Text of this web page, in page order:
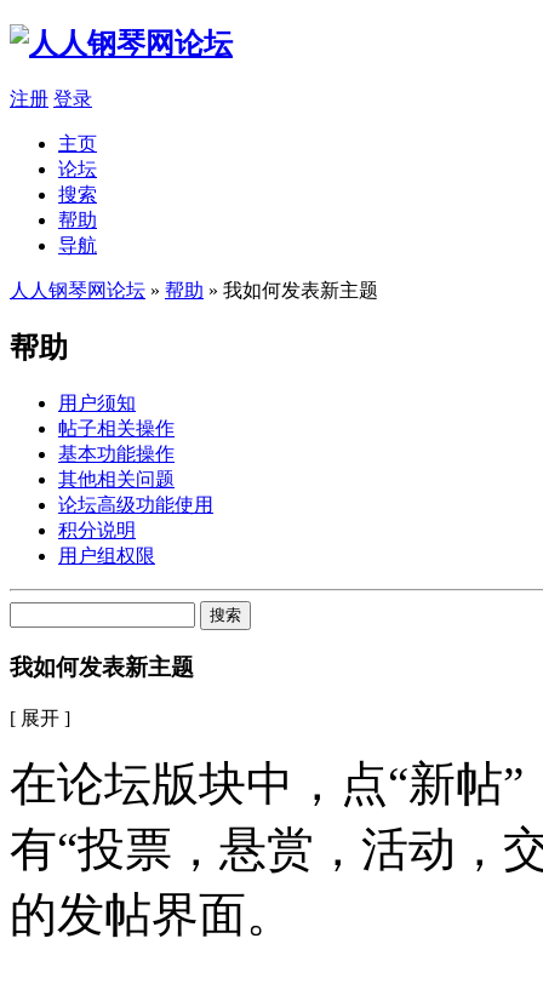
注册 登录
主页
论坛
搜索
帮助
导航
人人钢琴网论坛 » 帮助 » 我如何发表新主题
帮助
用户须知
帖子相关操作
基本功能操作
其他相关问题
论坛高级功能使用
积分说明
用户组权限
搜索
我如何发表新主题
[ 展开 ]
在论坛版块中，点“新帖
有“投票，悬赏，活动，
的发帖界面。